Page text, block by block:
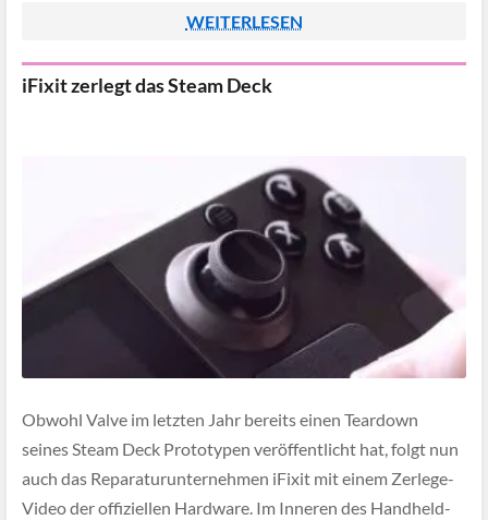
WEITERLESEN
iFixit zerlegt das Steam Deck
Obwohl Valve im letzten Jahr bereits einen Teardown
seines Steam Deck Prototypen veröffentlicht hat, folgt nun
auch das Reparaturunternehmen iFixit mit einem Zerlege-
Video der offiziellen Hardware. Im Inneren des Handheld-